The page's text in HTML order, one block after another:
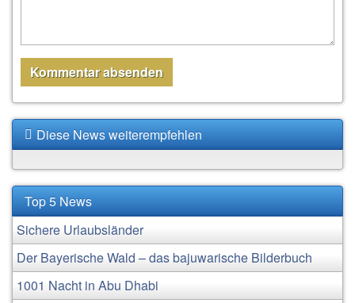
Diese News weiterempfehlen
Top 5 News
Sichere Urlaubsländer
Der Bayerische Wald – das bajuwarische Bilderbuch
1001 Nacht in Abu Dhabi